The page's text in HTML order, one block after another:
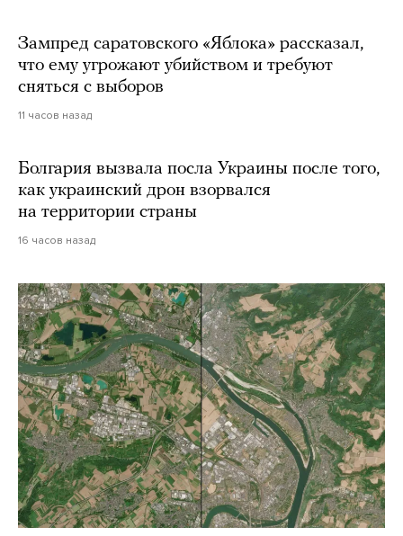
Зампред саратовского «Яблока» рассказал,
что ему угрожают убийством и требуют
сняться с выборов
11 часов назад
Болгария вызвала посла Украины после того,
как украинский дрон взорвался
на территории страны
16 часов назад